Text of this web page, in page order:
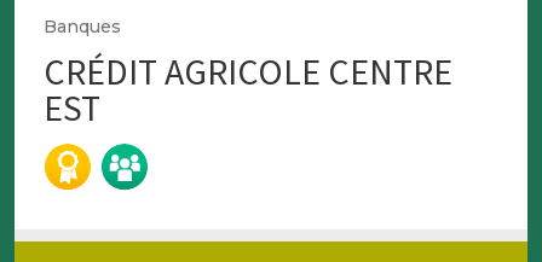
Banques
CRÉDIT AGRICOLE CENTRE
EST